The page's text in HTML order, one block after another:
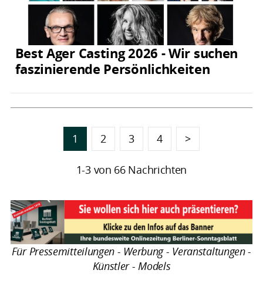
Best Ager Casting 2026 - Wir suchen
faszinierende Persönlichkeiten
1 2 3 4 >
1-3 von 66 Nachrichten
Für Pressemitteilungen - Werbung - Veranstaltungen -
Künstler - Models